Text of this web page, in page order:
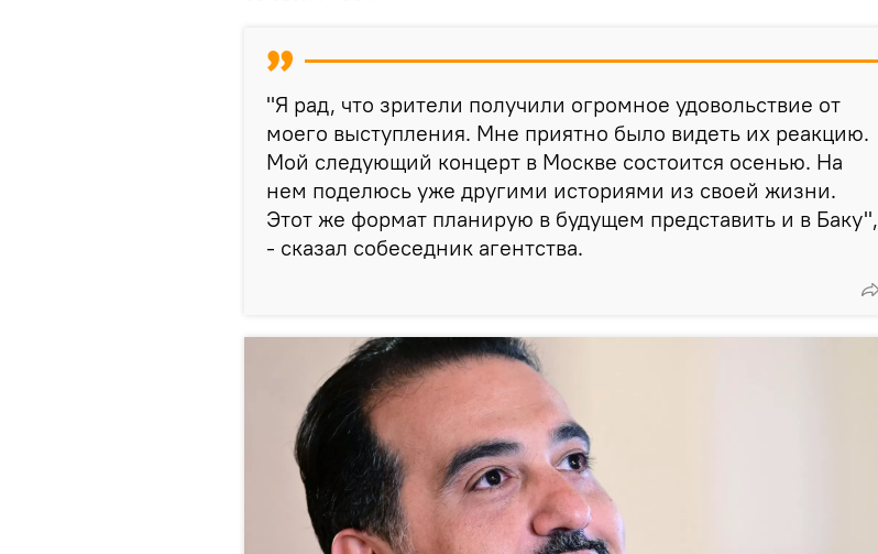
"Я рад, что зрители получили огромное удовольствие от
моего выступления. Мне приятно было видеть их реакцию.
Мой следующий концерт в Москве состоится осенью. На
нем поделюсь уже другими историями из своей жизни.
Этот же формат планирую в будущем представить и в Баку",
- сказал собеседник агентства.